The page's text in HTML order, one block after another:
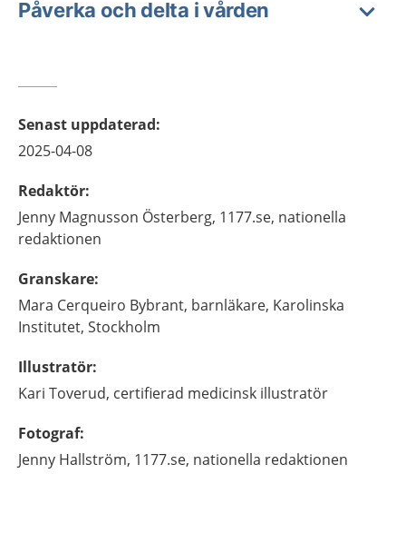
Påverka och delta i vården
Senast uppdaterad:
2025-04-08
Redaktör:
Jenny Magnusson Österberg, 1177.se, nationella
redaktionen
Granskare:
Mara Cerqueiro Bybrant, barnläkare, Karolinska
Institutet, Stockholm
Illustratör:
Kari Toverud, certifierad medicinsk illustratör
Fotograf:
Jenny Hallström, 1177.se, nationella redaktionen